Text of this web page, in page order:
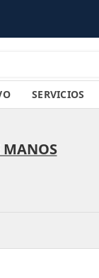
SERVICIOS
MANOS